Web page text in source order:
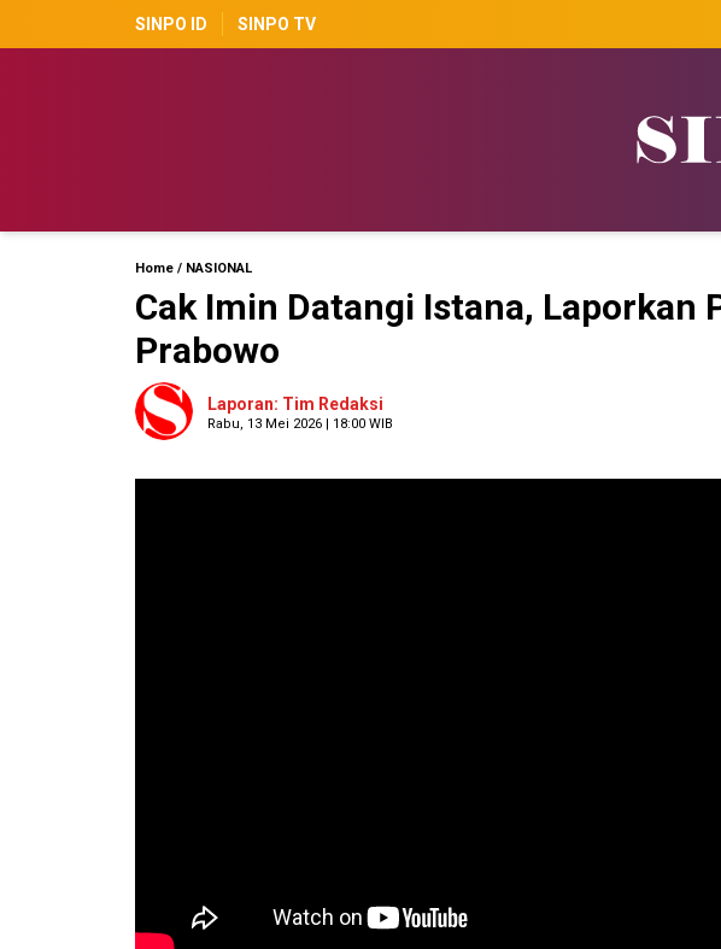
SINPO ID SINPO TV
Home / NASIONAL
Cak Imin Datangi Istana, Laporkan
Prabowo
Laporan: Tim Redaksi
Rabu, 13 Mei 2026 | 18:00 WIB